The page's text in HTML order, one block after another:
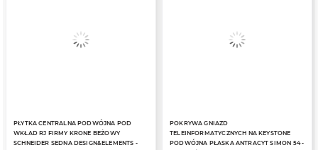
PŁYTKA CENTRALNA PODWÓJNA POD
WKŁAD RJ FIRMY KRONE BEŻOWY
SCHNEIDER SEDNA DESIGN&ELEMENTS -
POKRYWA GNIAZD
TELEINFORMATYCZNYCH NA KEYSTONE
PODWÓJNA PŁASKA ANTRACYT SIMON 54 -